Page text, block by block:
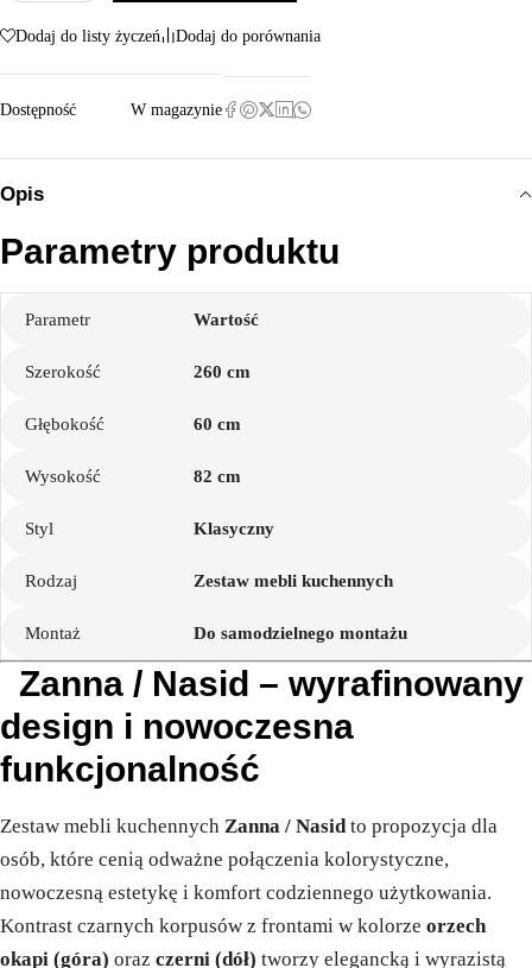
Dodaj do listy życzeń Dodaj do porównania
Dostępność W magazynie
Opis
Parametry produktu
Parametr Wartość
Szerokość 260 cm
Głębokość 60 cm
Wysokość 82 cm
Styl Klasyczny
Rodzaj Zestaw mebli kuchennych
Montaż Do samodzielnego montażu
Zanna / Nasid – wyrafinowany
design i nowoczesna
funkcjonalność
Zestaw mebli kuchennych Zanna / Nasidto propozycja dla
osób, które cenią odważne połączenia kolorystyczne,
nowoczesną estetykę i komfort codziennego użytkowania.
Kontrast czarnych korpusów z frontami w kolorze orzech
okapi (góra) oraz czerni (dół) tworzy elegancką i wyrazistą